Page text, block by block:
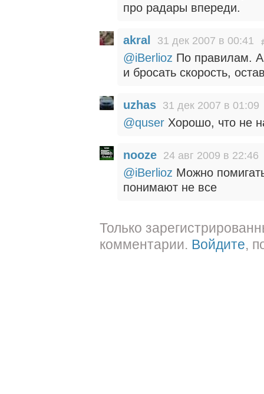
про радары впереди.
akral 31 дек 2007 в 00:41
@iBerlioz По правилам. А
и бросать скорость,
uzhas 31 дек 2007 в 01:09
@quser Хорошо, что не
nooze 24 авг 2009 в 22:46
@iBerlioz Можно
понимают не все
Только
комментарии. Войдите,